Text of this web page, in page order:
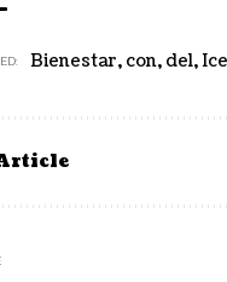
Bienestar, con, del,